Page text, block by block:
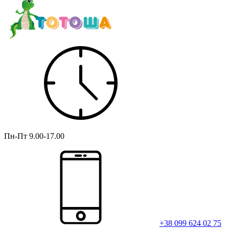
Пн-Пт 9.00-17.00
+38 099 624 02 75